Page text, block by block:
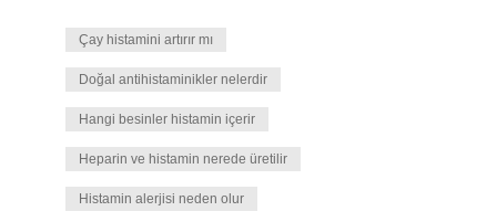
Çay histamini artırır mı
Doğal antihistaminikler nelerdir
Hangi besinler histamin içerir
Heparin ve histamin nerede üretilir
Histamin alerjisi neden olur